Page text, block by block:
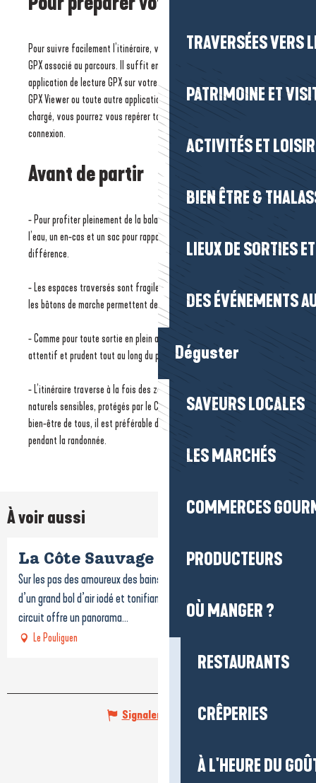
TRAVERSÉES VERS
PATRIMOINE ET
ACTIVITÉS ET
BIEN ÊTRE &
LIEUX DE SORTIES
DES ÉVÉNEMENTS
Déguster
SAVEURS LOCALES
LES MARCHÉS
COMMERCES
PRODUCTEURS
OÙ MANGER ?
RESTAURANTS
CRÊPERIES
À L'HEURE DU
Pour suivre facilement l’itinéraire, vous pouvez télécharger le fichier
GPX associé au parcours. Il suffit ensuite de l’ouvrir dans une
application de lecture GPX sur votre smartphone, comme OpenRunner,
GPX Viewer ou toute autre application équivalente. Une fois le tracé
chargé, vous pourrez vous repérer tout au long de la balade, même sans
connexion.
Avant de partir
- Pour profiter pleinement de la balade, pensez à partir bien équipé : de
l’eau, un en-cas et un sac pour rapporter vos déchets feront la
différence.
- Les espaces traversés sont fragiles : des embouts en caoutchouc sur
les bâtons de marche permettent de les préserver plus facilement.
- Comme pour toute sortie en plein air, chacun est invité à rester
attentif et prudent tout au long du parcours.
- L’itinéraire traverse à la fois des zones habitées et des espaces
naturels sensibles, protégés par le Conservatoire du Littoral. Pour le
bien-être de tous, il est préférable de garder votre chien en laisse
pendant la randonnée.
À voir aussi
La Côte Sauvage
Sur les pas des amoureux des bains de mer du XIXe siècle, profitez
d’un grand bol d’air iodé et tonifiant. À la fois urbain et littoral, ce
circuit offre un panorama...
Le Pouliguen
Signaler une erreur